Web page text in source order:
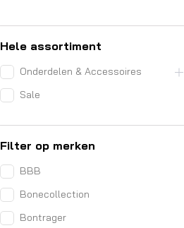
Hele assortiment
Onderdelen & Accessoires
Sale
Filter op merken
BBB
Bonecollection
Bontrager